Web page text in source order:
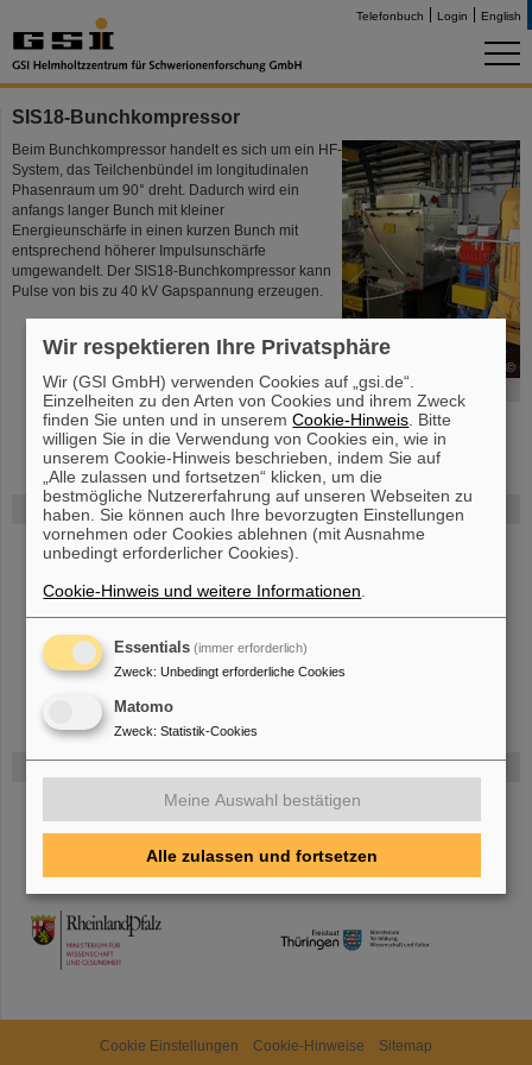
Telefonbuch Login English
FAIR
Bei GSI entsteht das neue Beschleunigerzentrum FAIR.
HMWK
TMWWDG
SIS18-Bunchkompressor
©
SIS18-Bunchkompressor
Beim Bunchkompressor handelt es sich um ein HF-
System, das Teilchenbündel im longitudinalen
Phasenraum um 90° dreht. Dadurch wird ein
anfangs langer Bunch mit kleiner
Energieunschärfe in einen kurzen Bunch mit
entsprechend höherer Impulsunschärfe
umgewandelt. Der SIS18-Bunchkompressor kann
Pulse von bis zu 40 kV Gapspannung erzeugen.
Cookie Einstellungen Cookie-Hinweise Sitemap
Wir respektieren Ihre Privatsphäre
Wir (GSI GmbH) verwenden Cookies auf „gsi.de“.
Einzelheiten zu den Arten von Cookies und ihrem Zweck
finden Sie unten und in unseremCookie-Hinweis . Bitte
willigen Sie in die Verwendung von Cookies ein, wie in
unserem Cookie-Hinweis beschrieben, indem Sie auf
„Alle zulassen und fortsetzen“ klicken, um die
bestmögliche Nutzererfahrung auf unseren Webseiten zu
haben. Sie können auch Ihre bevorzugten Einstellungen
vornehmen oder Cookies ablehnen (mit Ausnahme
unbedingt erforderlicher Cookies).
Cookie-Hinweis und weitere Informationen
Essentials (immer erforderlich)
Zweck: Unbedingt erforderliche Cookies
Matomo
Zweck: Statistik-Cookies
Meine Auswahl bestätigen
Alle zulassen und fortsetzen